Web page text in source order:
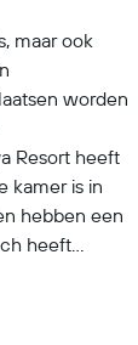
maar ook
worden
Resort heeft
kamer is in
hebben een
heeft
voorzien van